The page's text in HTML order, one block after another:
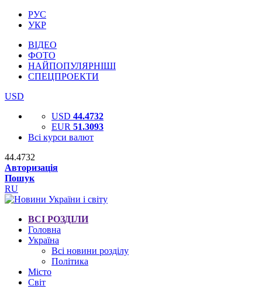
РУС
УКР
ВІДЕО
ФОТО
НАЙПОПУЛЯРНІШІ
СПЕЦПРОЕКТИ
USD
USD 44.4732
EUR 51.3093
Всі курси валют
44.4732
Авторизація
Пошук
RU
ВСІ РОЗДІЛИ
Головна
Україна
Всі новини розділу
Політика
Місто
Світ